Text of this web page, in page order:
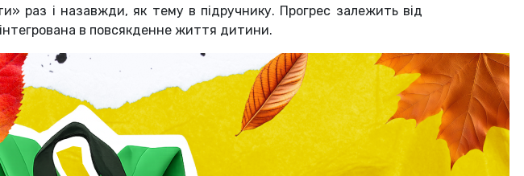
раз і назавжди, як тему в підручнику. Прогрес залежить від
в повсякденне життя дитини.